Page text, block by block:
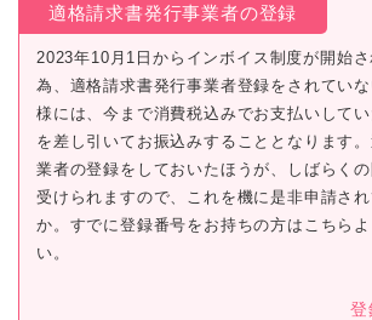
適格請求書発行事業者の登録
2023年10月1日からインボイス制度が開始
為、適格請求書発行事業者登録をされてい
様には、今まで消費税込みでお支払いして
を差し引いてお振込みすることとなります
業者の登録をしておいたほうが、しばらく
受けられますので、これを機に是非申請さ
か。すでに登録番号をお持ちの方はこちら
い。
登